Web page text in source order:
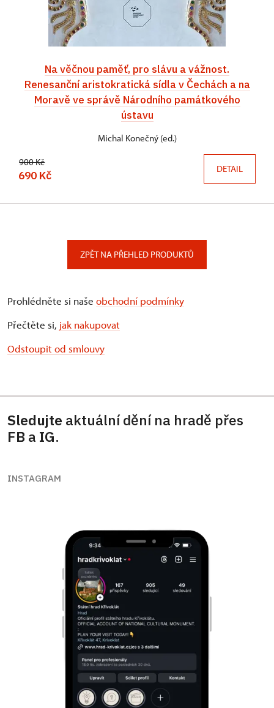
Na věčnou paměť, pro slávu a vážnost.
Renesanční aristokratická sídla v Čechách a na
Moravě ve správě Národního památkového
ústavu
Michal Konečný (ed.)
900 Kč
690 Kč DETAIL
ZPĚT NA PŘEHLED PRODUKTŮ
Prohlédněte si naše obchodní podmínky
Přečtěte si, jak nakupovat
Odstoupit od smlouvy
Sledujte aktuální dění na hradě přes
FB a IG.
INSTAGRAM